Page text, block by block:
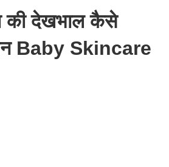
की देखभाल कैसे
Baby Skincare